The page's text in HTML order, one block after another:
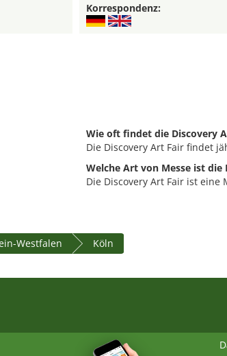
Korrespondenz:
Wie oft findet die Discovery
Die Discovery Art Fair findet
Welche Art von Messe ist die
Die Discovery Art Fair ist eine
Westfalen Köln